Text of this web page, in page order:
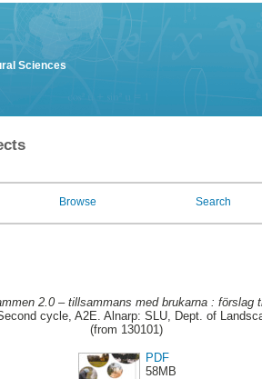
Sciences
Browse Search
2.0 – tillsammans med brukarna : förslag
cycle, A2E. Alnarp: SLU, Dept. of
(from 130101)
PDF
58MB